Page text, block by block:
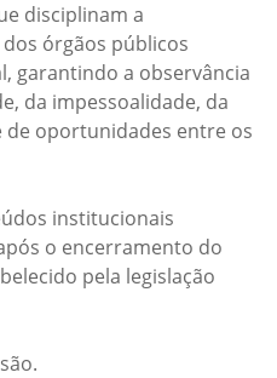
disciplinam a
órgãos públicos
garantindo a observância
da impessoalidade, da
de oportunidades entre os
institucionais
o encerramento do
pela legislação